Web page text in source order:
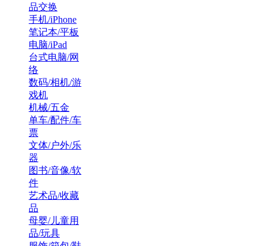
品交换
手机/iPhone
笔记本/平板
电脑/iPad
台式电脑/网
络
数码/相机/游
戏机
机械/五金
单车/配件/车
票
文体/户外/乐
器
图书/音像/软
件
艺术品/收藏
品
母婴/儿童用
品/玩具